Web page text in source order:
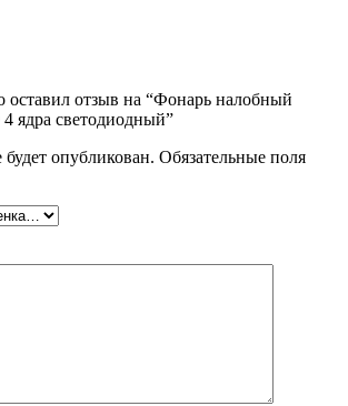
оставил отзыв на “Фонарь налобный
ядра светодиодный”
опубликован. Обязательные поля